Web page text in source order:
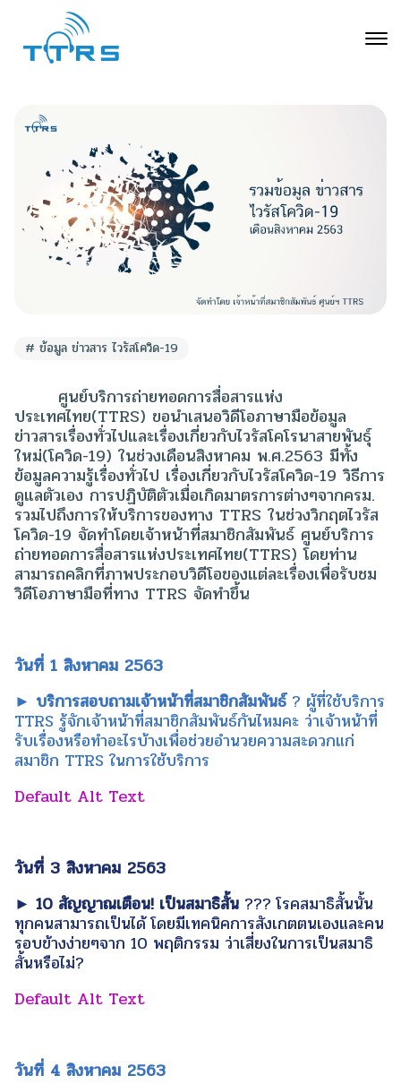
ข้อมูล ข่าวสาร ไวรัสโควิด-19
ศูนย์บริการถ่ายทอดการสื่อสารแห่ง
ประเทศไทย(TTRS) ขอนำเสนอวิดีโอภาษามือข้อมูล
ข่าวสารเรื่องทั่วไปและเรื่องเกี่ยวกับไวรัสโคโรนาสายพันธุ์
ใหม่(โควิด-19) ในช่วงเดือนสิงหาคม พ.ศ.2563 มีทั้ง
ข้อมูลความรู้เรื่องทั่วไป เรื่องเกี่ยวกับไวรัสโควิด-19 วิธีการ
ดูแลตัวเอง การปฏิบัติตัวเมื่อเกิดมาตรการต่างๆจากครม.
รวมไปถึงการให้บริการของทาง TTRS ในช่วงวิกฤตไวรัส
โควิด-19 จัดทำโดยเจ้าหน้าที่สมาชิกสัมพันธ์ ศูนย์บริการ
ถ่ายทอดการสื่อสารแห่งประเทศไทย(TTRS) โดยท่าน
สามารถคลิกที่ภาพประกอบวิดีโอของแต่ละเรื่องเพื่อรับชม
วิดีโอภาษามือที่ทาง TTRS จัดทำขึ้น
วันที่ 1 สิงหาคม 2563
► บริการสอบถามเจ้าหน้าที่สมาชิกสัมพันธ์ ? ผู้ที่ใช้บริการ
TTRS รู้จักเจ้าหน้าที่สมาชิกสัมพันธ์กันไหมคะ ว่าเจ้าหน้าที่
รับเรื่องหรือทำอะไรบ้างเพื่อช่วยอำนวยความสะดวกแก่
สมาชิก TTRS ในการใช้บริการ
วันที่ 3 สิงหาคม 2563
► 10 สัญญาณเตือน! เป็นสมาธิสั้น ??? โรคสมาธิสั้นนั้น
ทุกคนสามารถเป็นได้ โดยมีเทคนิคการสังเกตตนเองและคน
รอบข้างง่ายๆจาก 10 พฤติกรรม ว่าเสี่ยงในการเป็นสมาธิ
สั้นหรือไม่?
วันที่ 4 สิงหาคม 2563